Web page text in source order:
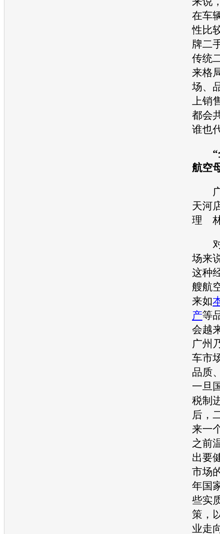
在车
性比
牌二
传统
来格
场、
上销
都会
谁也
航空
广
天河
理
对
场来
这种
艘航
来如
产等
会越
广州
车市
品质
一旦
税制
后，
来一
之前
出要
市场
年国
些实
策，
业走